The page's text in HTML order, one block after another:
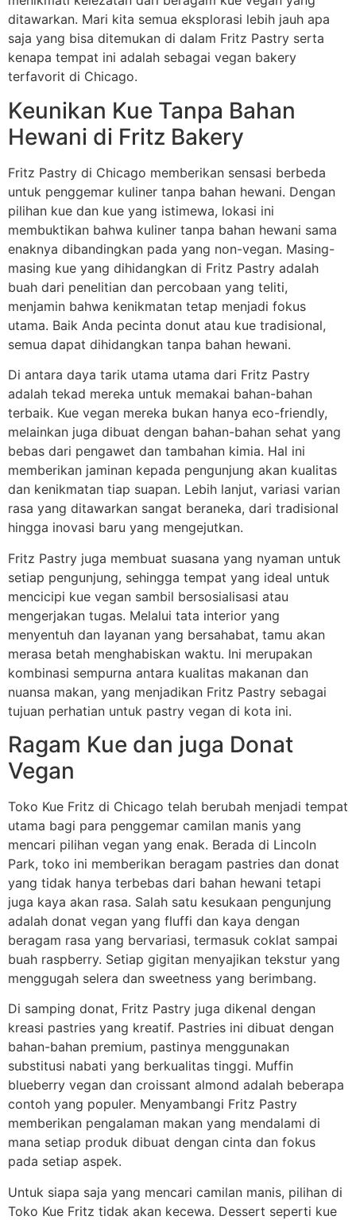
ditawarkan. Mari kita semua eksplorasi lebih jauh apa
saja yang bisa ditemukan di dalam Fritz Pastry serta
kenapa tempat ini adalah sebagai vegan bakery
terfavorit di Chicago.
Keunikan Kue Tanpa Bahan
Hewani di Fritz Bakery
Fritz Pastry di Chicago memberikan sensasi berbeda
untuk penggemar kuliner tanpa bahan hewani. Dengan
pilihan kue dan kue yang istimewa, lokasi ini
membuktikan bahwa kuliner tanpa bahan hewani sama
enaknya dibandingkan pada yang non-vegan. Masing-
masing kue yang dihidangkan di Fritz Pastry adalah
buah dari penelitian dan percobaan yang teliti,
menjamin bahwa kenikmatan tetap menjadi fokus
utama. Baik Anda pecinta donut atau kue tradisional,
semua dapat dihidangkan tanpa bahan hewani.
Di antara daya tarik utama utama dari Fritz Pastry
adalah tekad mereka untuk memakai bahan-bahan
terbaik. Kue vegan mereka bukan hanya eco-friendly,
melainkan juga dibuat dengan bahan-bahan sehat yang
bebas dari pengawet dan tambahan kimia. Hal ini
memberikan jaminan kepada pengunjung akan kualitas
dan kenikmatan tiap suapan. Lebih lanjut, variasi varian
rasa yang ditawarkan sangat beraneka, dari tradisional
hingga inovasi baru yang mengejutkan.
Fritz Pastry juga membuat suasana yang nyaman untuk
setiap pengunjung, sehingga tempat yang ideal untuk
mencicipi kue vegan sambil bersosialisasi atau
mengerjakan tugas. Melalui tata interior yang
menyentuh dan layanan yang bersahabat, tamu akan
merasa betah menghabiskan waktu. Ini merupakan
kombinasi sempurna antara kualitas makanan dan
nuansa makan, yang menjadikan Fritz Pastry sebagai
tujuan perhatian untuk pastry vegan di kota ini.
Ragam Kue dan juga Donat
Vegan
Toko Kue Fritz di Chicago telah berubah menjadi tempat
utama bagi para penggemar camilan manis yang
mencari pilihan vegan yang enak. Berada di Lincoln
Park, toko ini memberikan beragam pastries dan donat
yang tidak hanya terbebas dari bahan hewani tetapi
juga kaya akan rasa. Salah satu kesukaan pengunjung
adalah donat vegan yang fluffi dan kaya dengan
beragam rasa yang bervariasi, termasuk coklat sampai
buah raspberry. Setiap gigitan menyajikan tekstur yang
menggugah selera dan sweetness yang berimbang.
Di samping donat, Fritz Pastry juga dikenal dengan
kreasi pastries yang kreatif. Pastries ini dibuat dengan
bahan-bahan premium, pastinya menggunakan
substitusi nabati yang berkualitas tinggi. Muffin
blueberry vegan dan croissant almond adalah beberapa
contoh yang populer. Menyambangi Fritz Pastry
memberikan pengalaman makan yang mendalami di
mana setiap produk dibuat dengan cinta dan fokus
pada setiap aspek.
Untuk siapa saja yang mencari camilan manis, pilihan di
Toko Kue Fritz tidak akan kecewa. Dessert seperti kue